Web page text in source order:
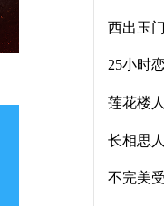
西出玉
25小时
莲花楼
长相思
不完美